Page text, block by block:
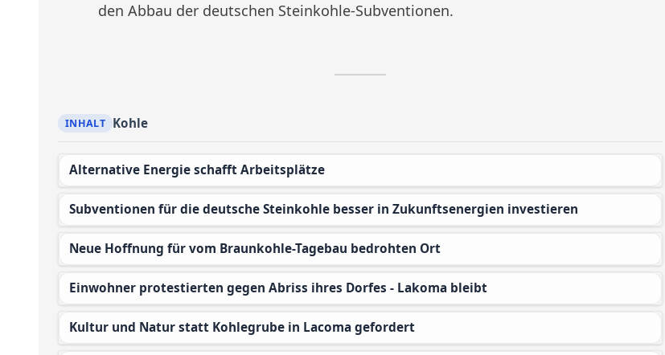
den Abbau der deutschen Steinkohle-Subventionen.
Kohle
Alternative Energie schafft Arbeitsplätze
Subventionen für die deutsche Steinkohle besser in Zukunftsenergien investieren
Neue Hoffnung für vom Braunkohle-Tagebau bedrohten Ort
Einwohner protestierten gegen Abriss ihres Dorfes - Lakoma bleibt
Kultur und Natur statt Kohlegrube in Lacoma gefordert